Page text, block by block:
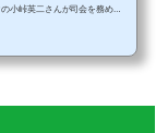
小峠英二さんが司会を務め
今後番組で紹介されるのでは